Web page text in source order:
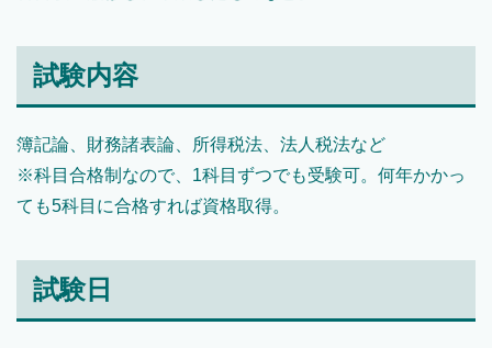
試験内容
簿記論、財務諸表論、所得税法、法人税法など
※科目合格制なので、1科目ずつでも受験可。何年かかっ
ても5科目に合格すれば資格取得。
試験日